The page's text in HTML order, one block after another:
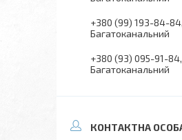
+380 (99) 193-84-84
Багатоканальний
+380 (93) 095-91-84
Багатоканальний